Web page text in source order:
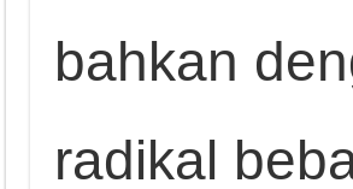
bahkan
radikal